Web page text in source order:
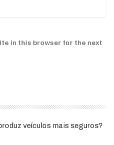
in this browser for the next
veículos mais seguros?